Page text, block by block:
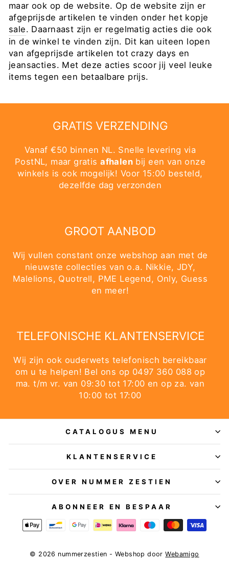
maar ook op de website. Op de website zijn er
afgeprijsde artikelen te vinden onder het kopje
sale. Daarnaast zijn er regelmatig acties die ook
in de winkel te vinden zijn. Dit kan uiteen lopen
van afgeprijsde artikelen tot crazy days en
jeansacties. Met deze acties scoor jij veel leuke
items tegen een betaalbare prijs.
GRATIS VERZENDING
Vanaf €50 binnen NL. Snelle levering via
PostNL, maar gratisafhalen bij een van onze
winkels is ook mogelijk! Voor 15:00 besteld,
dezelfde dag verzonden
GROOT AANBOD
Wij vullen constant onze webshop aan met de
nieuwste collecties van o.a. Nikkie, JDY,
Malelions, Quotrell, PME Legend, Only, Guess
en meer!
TELEFONISCHE KLANTENSERVICE
Wij zijn ook ouderwets telefonisch bereikbaar
om u te helpen! Bel ons op 0497 360 088 op
ma. t/m vr. van 09:30 tot 17:00 en op za. van
10:00 tot 17:00
CATALOGUS MENU
KLANTENSERVICE
OVER NUMMER ZESTIEN
ABONNEER EN BESPAAR
© 2026 nummerzestien - Webshop doorWebamigo